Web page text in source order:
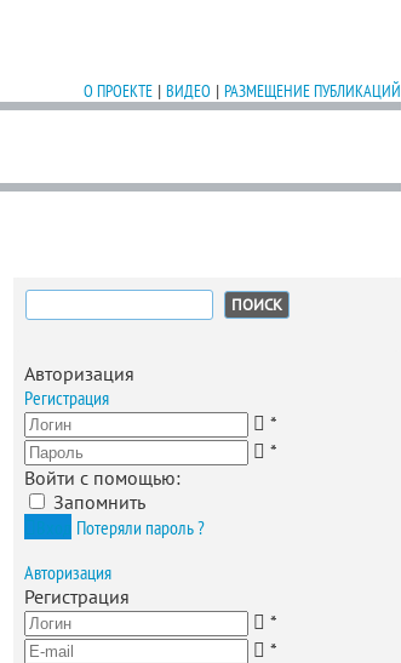
О ПРОЕКТЕ | ВИДЕО | РАЗМЕЩЕНИЕ ПУБЛИКАЦИЙ
Найти:
Авторизация
Регистрация
*
*
Войти с помощью:
Запомнить
Потеряли пароль ?
Авторизация
Регистрация
*
*